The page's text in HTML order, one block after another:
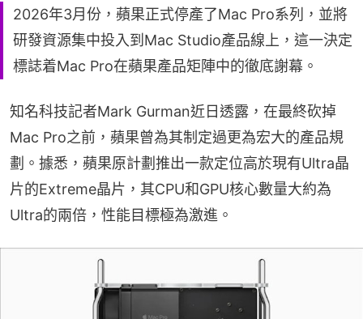
2026年3月份，蘋果正式停產了Mac Pro系列，並將
研發資源集中投入到Mac Studio產品線上，這一決定
標誌着Mac Pro在蘋果產品矩陣中的徹底謝幕。
知名科技記者Mark Gurman近日透露，在最終砍掉
Mac Pro之前，蘋果曾為其制定過更為宏大的產品規
劃。據悉，蘋果原計劃推出一款定位高於現有Ultra晶
片的Extreme晶片，其CPU和GPU核心數量大約為
Ultra的兩倍，性能目標極為激進。